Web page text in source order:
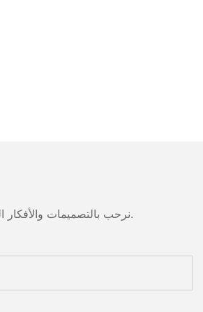
نرحب بالتصميمات والأفكار المخصصة وقادرة على تلبية المتطلبات المحددة. لمزيد من المعلومات، يرجى زيارة الموقع الإلكتروني أو الاتصال بنا مباشرة مع أسئلة أو استفسارات.